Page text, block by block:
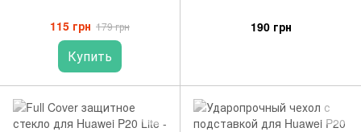
115 грн 179 грн
Купить
190 грн